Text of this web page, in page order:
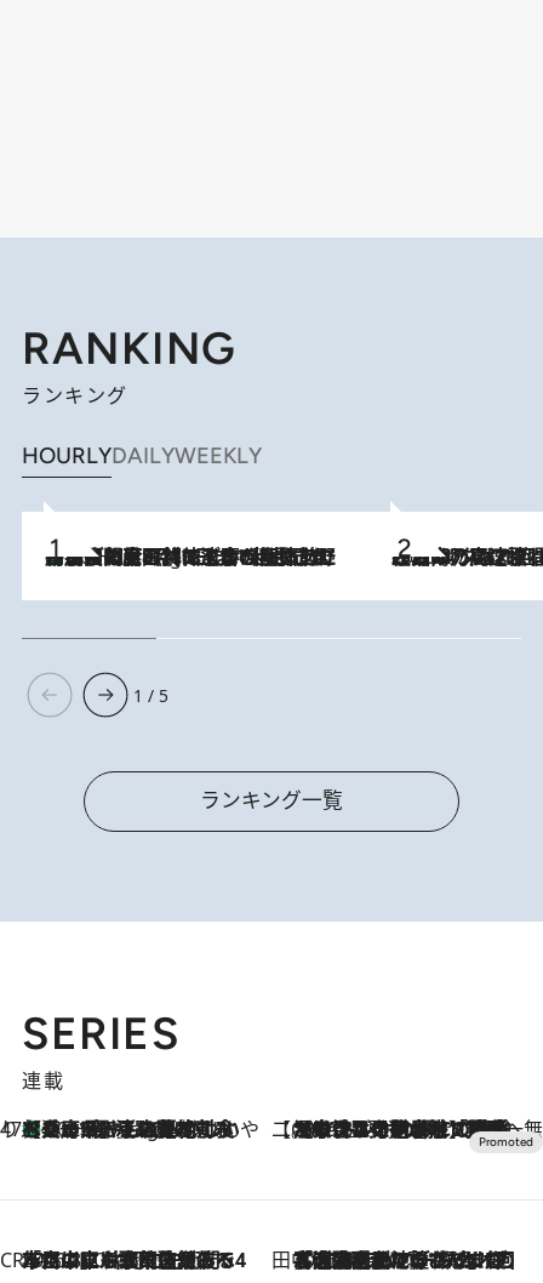
RANKING
ランキング
HOURLYDAILYWEEKLY
10 Hours Ago
「最後に見られてよかった」上野動物園の東園パンダ舎が解体前に特別公開。8月16日まで延長されたパネル展と共に辿る“半世紀”のパンダ飼育《解体工事の図面あり》 2026.8.7
「湘南乃風に憧れて」観客大盛上がりの“タオル回し”に、ラッパー顔負けの高速歌唱まで…さだまさし（74）のアグレッシブすぎる現在地
1 / 5
ランキング一覧
SERIES
連載
47都道府県の手みやげ ひんやりスイーツで夏を満喫
10 Hours Ago
【兵庫県】この夏絶対食べたい 冷やしておいしいおやつ3選 淡路島の恵みをジェラートに集約 【CREA×星野リゾート】唯一無二。癒しと発見が待つ場所へ
2026.8.7
【トンボの足水浴】ヒノキの香りに包まれて涼感マックス！約13℃の湧水かけ流しを避暑地「星野温泉 トンボの湯」で体験
CREA'S CHOICE
2026.8.7
「立川にも歌舞伎があるんだよ」 片岡仁左衛門・市川中車ら豪華座組みで4年目の立川立飛歌舞伎へ 田中稲の勝手に再ブーム
2026.8.7
「湘南乃風に憧れて」観客大盛上がりの“タオル回し”に、ラッパー顔負けの高速歌唱まで…さだまさし（74）のアグレッシブすぎる現在地